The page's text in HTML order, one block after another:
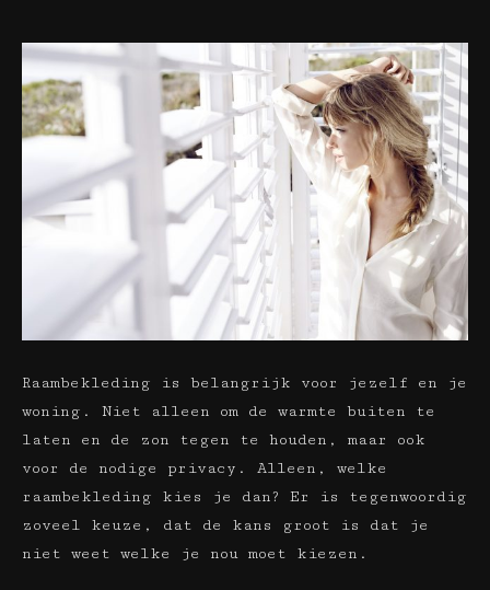
Raambekleding is belangrijk voor jezelf en je
woning. Niet alleen om de warmte buiten te
laten en de zon tegen te houden, maar ook
voor de nodige privacy. Alleen, welke
raambekleding kies je dan? Er is tegenwoordig
zoveel keuze, dat de kans groot is dat je
niet weet welke je nou moet kiezen.